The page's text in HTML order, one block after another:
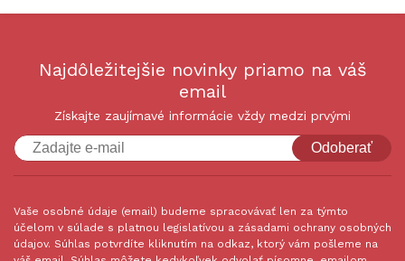
Najdôležitejšie novinky priamo na váš
email
Získajte zaujímavé informácie vždy medzi prvými
Odoberať
Vaše osobné údaje (email) budeme spracovávať len za týmto
účelom v súlade s platnou legislatívou a zásadami ochrany osobných
údajov. Súhlas potvrdíte kliknutím na odkaz, ktorý vám pošleme na